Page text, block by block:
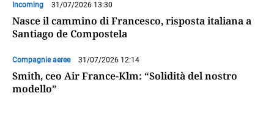
Incoming 31/07/2026 13:30
Nasce il cammino di Francesco, risposta italiana a
Santiago de Compostela
Compagnie aeree 31/07/2026 12:14
Smith, ceo Air France-Klm: “Solidità del nostro
modello”